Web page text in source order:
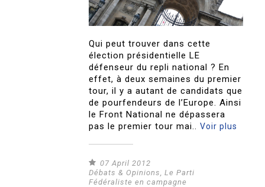
Qui peut trouver dans cette
élection présidentielle LE
défenseur du repli national ? En
effet, à deux semaines du premier
tour, il y a autant de candidats que
de pourfendeurs de l’Europe. Ainsi
le Front National ne dépassera
pas le premier tour mai..Voir plus
07 April 2012
Débats & Opinions ,Le Parti
Fédéraliste en campagne